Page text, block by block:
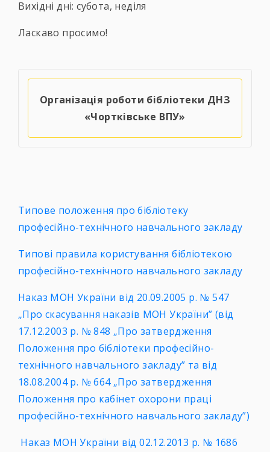
Вихідні дні: субота, неділя
Ласкаво просимо!
Організація роботи бібліотеки ДНЗ
«Чортківське ВПУ»
Типове положення про бібліотеку
професійно-технічного навчального закладу
Типові правила користування бібліотекою
професійно-технічного навчального закладу
Наказ МОН України від 20.09.2005 р. № 547
„Про скасування наказів МОН України” (від
17.12.2003 р. № 848 „Про затвердження
Положення про бібліотеки професійно-
технічного навчального закладу” та від
18.08.2004 р. № 664 „Про затвердження
Положення про кабінет охорони праці
професійно-технічного навчального закладу”)
Наказ МОН України від 02.12.2013 р. № 1686